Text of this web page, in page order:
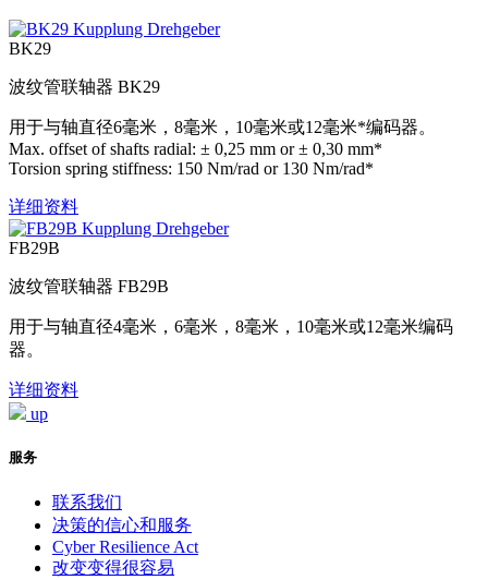
BK29
波纹管联轴器 BK29
用于与轴直径6毫米，8毫米，10毫米或12毫米*编码器。
Max. offset of shafts radial: ± 0,25 mm or ± 0,30 mm*
Torsion spring stiffness: 150 Nm/rad or 130 Nm/rad*
详细资料
FB29B
波纹管联轴器 FB29B
用于与轴直径4毫米，6毫米，8毫米，10毫米或12毫米编码
器。
详细资料
up
服务
联系我们
决策的信心和服务
Cyber Resilience Act
改变变得很容易